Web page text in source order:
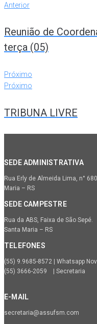
Anterior
Reunião de
terça (05)
Próximo
Próximo
TRIBUNA LIVRE
SEDE ADMINISTRATIVA
Rua Erly de Almeida Lima, n°
Maria – RS
SEDE CAMPESTRE
Rua da ABS, Faixa de São Sepé.
Santa Maria – RS
TELEFONES
(55) 9.9685-8572 | Whatsapp
(55) 3666-2059 | Secretaria
E-MAIL
secretaria@assufsm.com